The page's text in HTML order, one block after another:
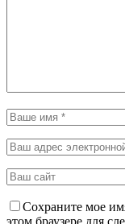
Сохраните мое
этом браузере для